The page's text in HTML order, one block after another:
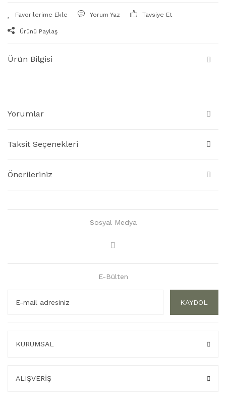
Yorum Yaz Tavsiye Et
Ürünü Paylaş
Ürün Bilgisi
Yorumlar
Taksit Seçenekleri
Önerileriniz
Sosyal Medya
E-Bülten
KAYDOL
KURUMSAL
ALIŞVERİŞ